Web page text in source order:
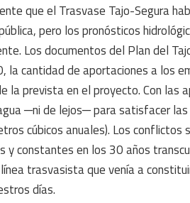
que el Trasvase Tajo-Segura
pero los pronósticos
Los documentos del Plan del
cantidad de aportaciones a los
la prevista en el proyecto. Con las
─ni de lejos─ para satisfacer
cúbicos anuales). Los conflictos
constantes en los 30 años
trasvasista que venía a
días.